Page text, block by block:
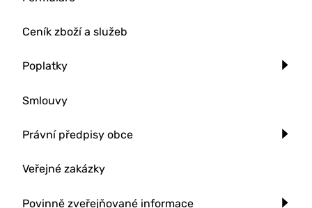
Ceník zboží a služeb
Poplatky
Smlouvy
Právní předpisy obce
Veřejné zakázky
Povinně zveřejňované informace